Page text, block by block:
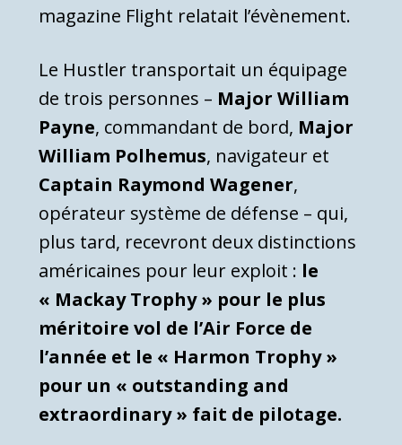
magazine Flight relatait l’évènement.
Le Hustler transportait un équipage
de trois personnes – Major William
Payne, commandant de bord, Major
William Polhemus, navigateur et
Captain Raymond Wagener,
opérateur système de défense – qui,
plus tard, recevront deux distinctions
américaines pour leur exploit : le
« Mackay Trophy » pour le plus
méritoire vol de l’Air Force de
l’année et le « Harmon Trophy »
pour un « outstanding and
extraordinary » fait de pilotage.